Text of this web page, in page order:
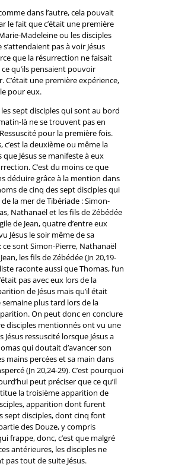
dans l’autre, cela pouvait
le fait que c’était une première
Madeleine ou les disciples
s’attendaient pas à voir Jésus
que la résurrection ne faisait
qu’ils pensaient pouvoir
C’était une première expérience,
pour eux.
sept disciples qui sont au bord
là ne se trouvent pas en
pour la première fois.
c’est la deuxième ou même la
Jésus se manifeste à eux
C’est du moins ce que
déduire grâce à la mention dans
de cinq des sept disciples qui
la mer de Tibériade : Simon-
Nathanaël et les fils de Zébédée
de Jean, quatre d’entre eux
Jésus le soir même de sa
ce sont Simon-Pierre, Nathanaël
les fils de Zébédée (Jn 20,19-
raconte aussi que Thomas, l’un
pas avec eux lors de la
de Jésus mais qu’il était
semaine plus tard lors de la
On peut donc en conclure
disciples mentionnés ont vu une
Jésus ressuscité lorsque Jésus a
qui doutait d’avancer son
mains percées et sa main dans
(Jn 20,24-29). C’est pourquoi
peut préciser que ce qu’il
la troisième apparition de
apparition dont furent
sept disciples, dont cinq font
des Douze, y compris
frappe, donc, c’est que malgré
antérieures, les disciples ne
pas tout de suite Jésus.